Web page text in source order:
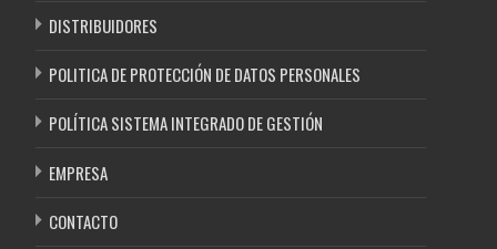
DISTRIBUIDORES
POLITICA DE PROTECCIÓN DE DATOS PERSONALES
POLÍTICA SISTEMA INTEGRADO DE GESTIÓN
EMPRESA
CONTACTO